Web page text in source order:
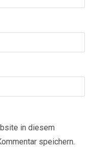
in diesem
speichern.